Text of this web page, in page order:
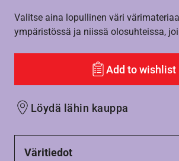
Valitse aina lopullinen väri
ympäristössä ja niissä olosuhteissa,
Add to wishlist
Löydä lähin kauppa
Väritiedot